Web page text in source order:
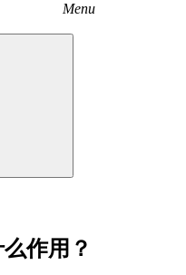
Menu
作用？